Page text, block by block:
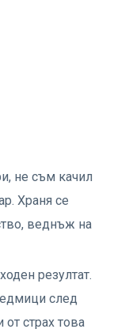
не съм качил
Храня се
веднъж на
резултат.
след
страх това